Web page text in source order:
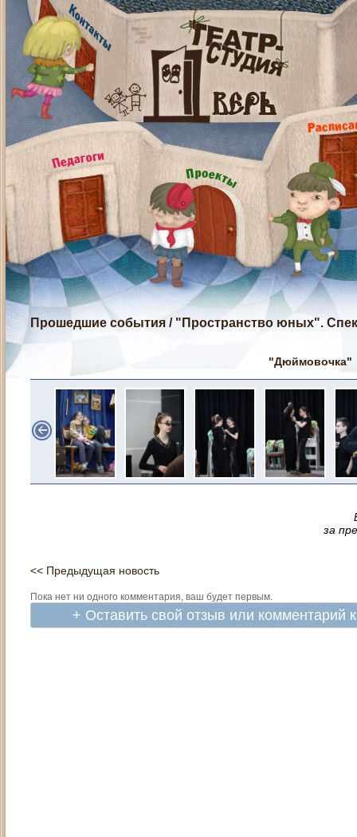
Прошедшие события / "Пространство юных".
"Дюймовочка"
за
<< Предыдущая новость
Пока нет ни одного комментария, ваш будет первым.
+ Оставить свой отзыв или комментарий